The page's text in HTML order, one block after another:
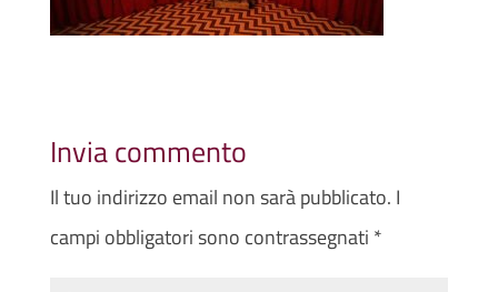
Invia commento
Il tuo indirizzo email non sarà pubblicato. I
campi obbligatori sono contrassegnati *